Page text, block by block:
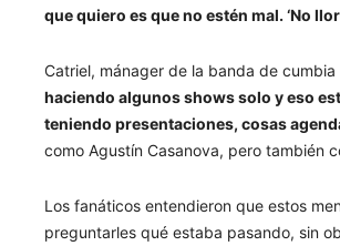
que quiero es que no estén mal. ‘No
Catriel, mánager de la banda de
haciendo algunos shows solo y eso
teniendo presentaciones, cosas
como Agustín Casanova, pero también
Los fanáticos entendieron que estos
preguntarles qué estaba pasando, sin